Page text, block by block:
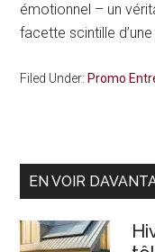
émotionnel – un
facette scintille
Filed Under: Promo
Primary
EN VOIR